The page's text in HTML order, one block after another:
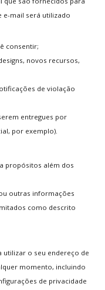
e-mail será utilizado
consentir;
novos recursos,
de violação
entregues por
por exemplo).
propósitos além dos
outras informações
como descrito
utilizar o seu endereço de
momento, incluindo
de privacidade